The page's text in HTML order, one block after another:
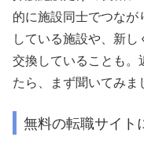
的に施設同士でつな
している施設や、新
交換していることも。
たら、まず聞いてみま
無料の転職サイト